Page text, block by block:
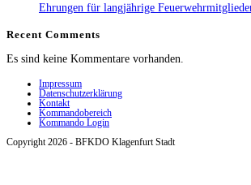
Ehrungen für langjährige
Recent Comments
Es sind keine Kommentare vorhanden.
Impressum
Datenschutzerklärung
Kontakt
Kommandobereich
Kommando Login
Copyright 2026 - BFKDO Klagenfurt Stadt